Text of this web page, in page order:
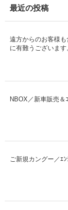
ブ
最近の投稿
遠方からのお客様
に有難うございます
NBOX／新車販売＆
ご新規カングー／ｴ